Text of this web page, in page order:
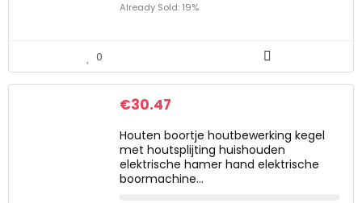
Already Sold: 19%
0
€30.47
Houten boortje houtbewerking kegel
met houtsplijting huishouden
elektrische hamer hand elektrische
boormachine…